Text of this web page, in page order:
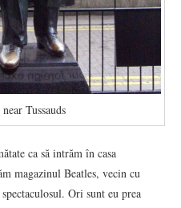
Tussauds
ca să intrăm în casa
magazinul Beatles, vecin cu
Ori sunt eu prea